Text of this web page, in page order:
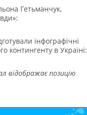
Гетьманчук,
інфографічні
контингенту в Україні:
відображає позицію